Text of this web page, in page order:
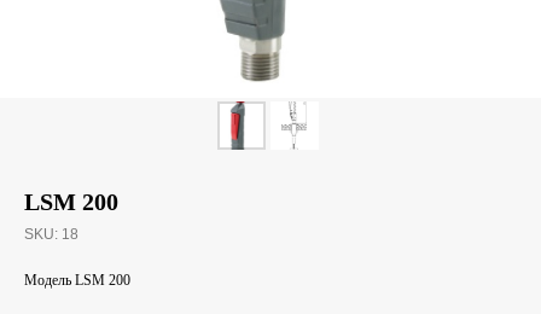
LSM 200
SKU: 18
Модель LSM 200